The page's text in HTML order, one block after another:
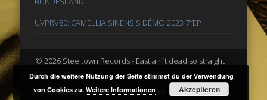
UVPRV80: CAMELLIA SINENSIS DÉMO 2023 7″EP
© 2026 Steeltown Records - East ain`t dead so straight
ahead
Powered byPinboard ThemebyOne Designsand
Durch die weitere Nutzung der Seite stimmst du der Verwendung
von Cookies zu.Weitere Informationen Akzeptieren